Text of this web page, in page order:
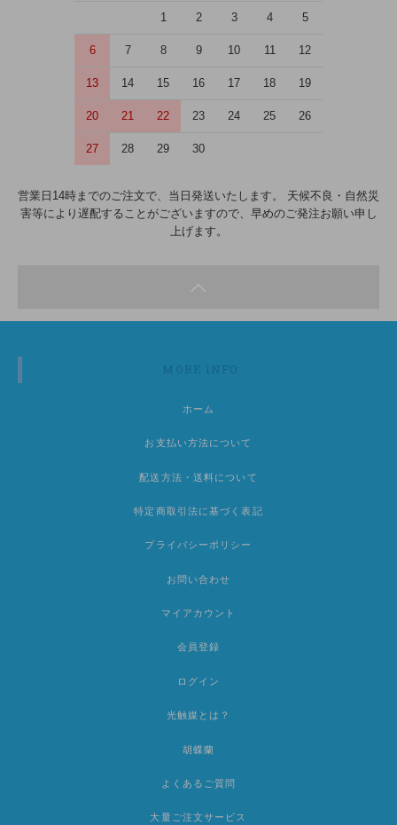
1 2 3 4 5
6 7 8 9 10 11 12
13 14 15 16 17 18 19
20 21 22 23 24 25 26
27 28 29 30
営業日14時までのご注文で、当日発送いたします。 天候不良・自然災
害等により遅配することがございますので、早めのご発注お願い申し
上げます。
MORE INFO
ホーム
お支払い方法について
配送方法・送料について
特定商取引法に基づく表記
プライバシーポリシー
お問い合わせ
マイアカウント
会員登録
ログイン
光触媒とは？
胡蝶蘭
よくあるご質問
大量ご注文サービス